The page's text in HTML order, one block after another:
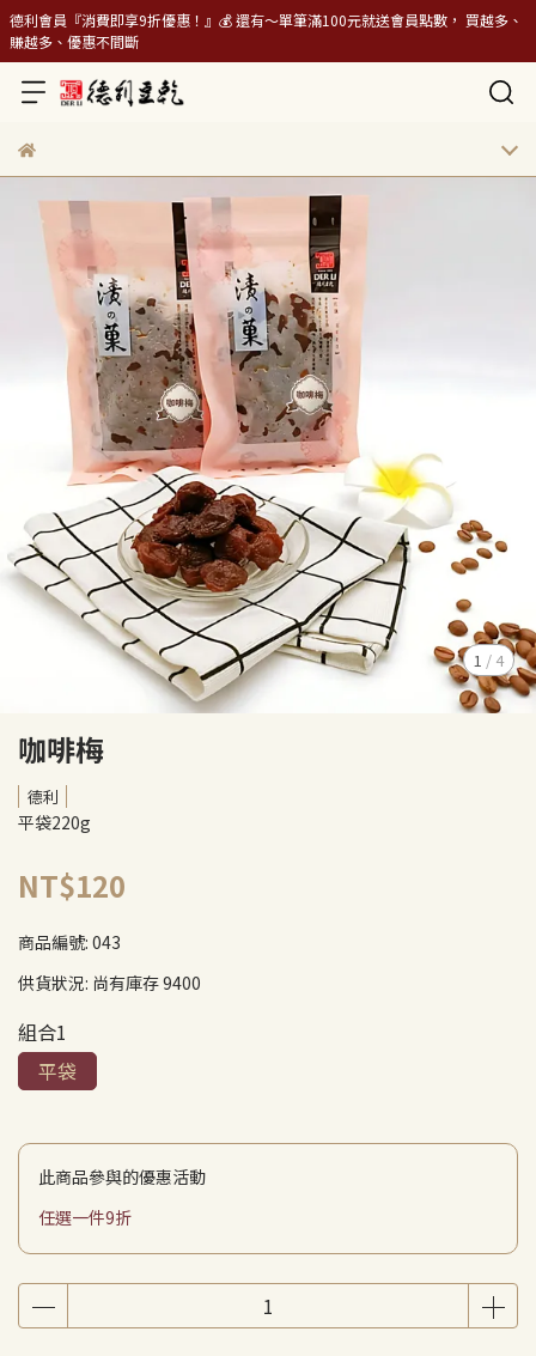
德利會員『消費即享9折優惠！』💰 還有～單筆滿100元就送會員點數， 買越多、
賺越多、優惠不間斷
1 / 4
咖啡梅
德利
平袋220g
NT$120
商品編號: 043
供貨狀況: 尚有庫存 9400
組合1
平袋
此商品參與的優惠活動
任選一件9折